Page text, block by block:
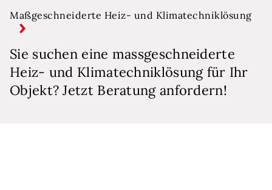
Maßgeschneiderte Heiz- und Klimatechniklösung
Sie suchen eine massgeschneiderte
Heiz- und Klimatechniklösung für Ihr
Objekt? Jetzt Beratung anfordern!